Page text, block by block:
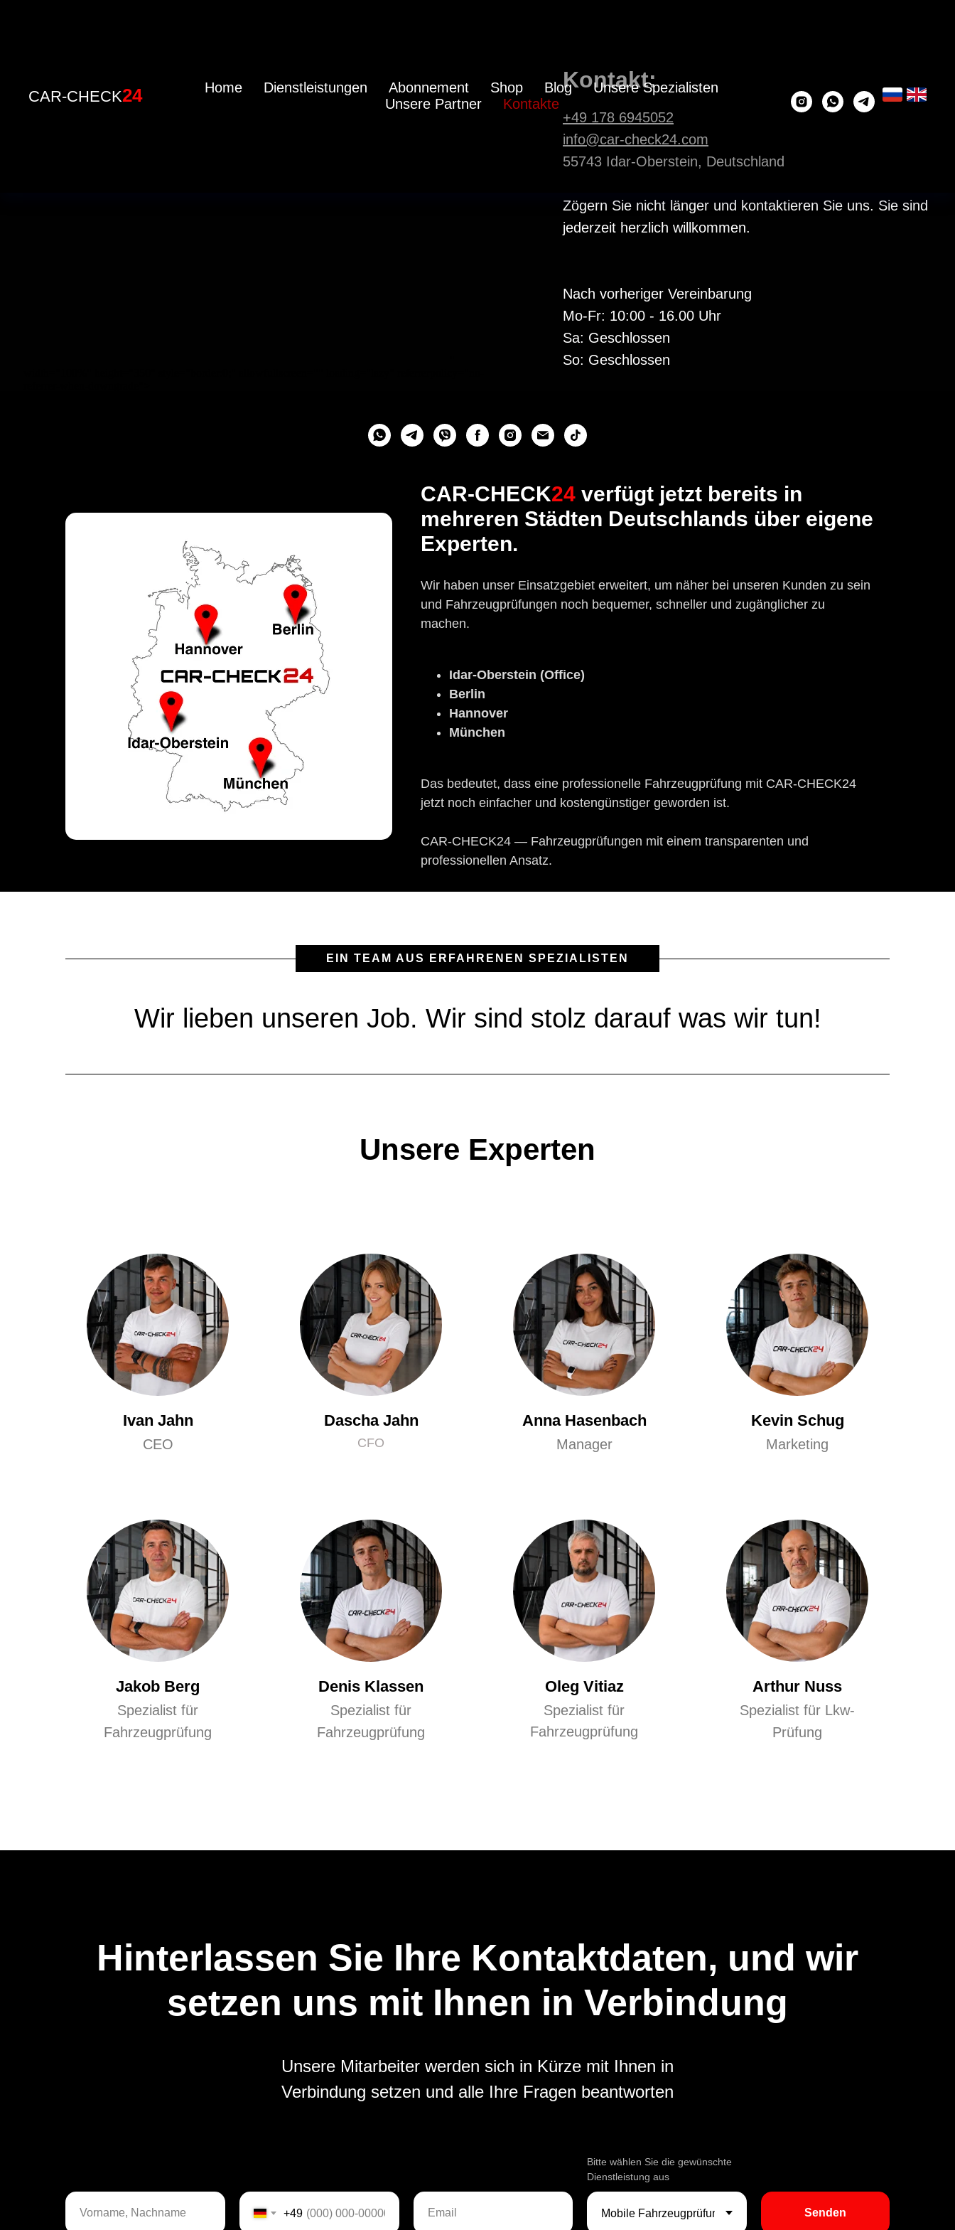
CAR-CHECK24 Home Dienstleistungen Abonnement Shop Blog
Unsere Spezialisten
Unsere Partner
Kontakte
+49 178 6945052
info@car-check24.com
55743 Idar-Oberstein, Deutschland
Zögern Sie nicht länger und kontaktieren Sie uns. Sie sind
jederzeit herzlich willkommen.
Nach vorheriger Vereinbarung
Mo-Fr: 10:00 - 16.00 Uhr
Sa: Geschlossen
So: Geschlossen
Kontakt:
CAR-CHECK24 verfügt jetzt bereits in
mehreren Städten Deutschlands über eigene
Experten.
Wir haben unser Einsatzgebiet erweitert, um näher bei unseren Kunden zu sein
und Fahrzeugprüfungen noch bequemer, schneller und zugänglicher zu
machen.
Idar-Oberstein (Office)
Berlin
Hannover
München
Das bedeutet, dass eine professionelle Fahrzeugprüfung mit CAR-CHECK24
jetzt noch einfacher und kostengünstiger geworden ist.
CAR-CHECK24 — Fahrzeugprüfungen mit einem transparenten und
professionellen Ansatz.
EIN TEAM AUS ERFAHRENEN SPEZIALISTEN
Wir lieben unseren Job. Wir sind stolz darauf was wir tun!
Unsere Experten
Ivan Jahn
CEO
Dascha Jahn
CFO
Anna Hasenbach
Manager
Kevin Schug
Marketing
Jakob Berg
Spezialist für
Fahrzeugprüfung
Denis Klassen
Spezialist für
Fahrzeugprüfung
Oleg Vitiaz
Spezialist für
Fahrzeugprüfung
Arthur Nuss
Spezialist für Lkw-
Prüfung
Hinterlassen Sie Ihre Kontaktdaten, und wir
setzen uns mit Ihnen in Verbindung
Unsere Mitarbeiter werden sich in Kürze mit Ihnen in
Verbindung setzen und alle Ihre Fragen beantworten
+49
Bitte wählen Sie die gewünschte
Dienstleistung aus
Senden